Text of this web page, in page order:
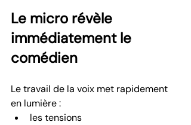
Le micro révèle
immédiatement le
comédien
Le travail de la voix met rapidement
en lumière :
les tensions